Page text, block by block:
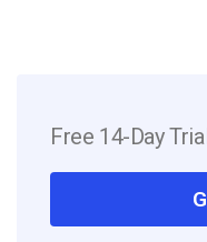
Free 14-Day